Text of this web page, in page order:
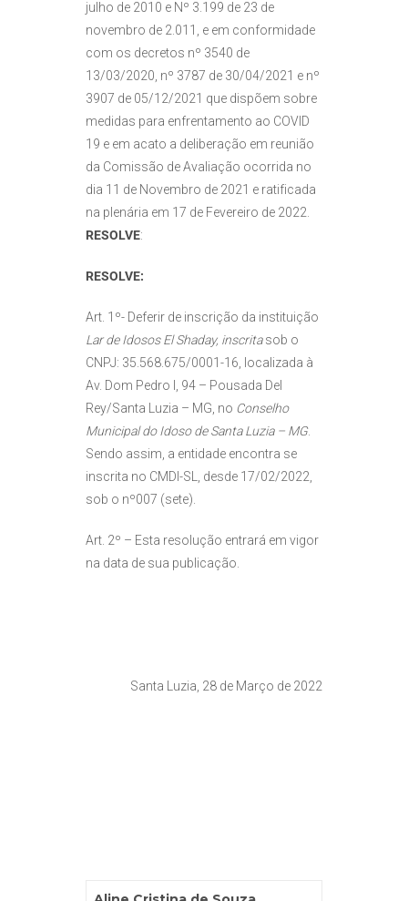
julho de 2010 e Nº 3.199 de 23 de
novembro de 2.011, e em conformidade
com os decretos nº 3540 de
13/03/2020, nº 3787 de 30/04/2021 e nº
3907 de 05/12/2021 que dispõem sobre
medidas para enfrentamento ao COVID
19 e em acato a deliberação em reunião
da Comissão de Avaliação ocorrida no
dia 11 de Novembro de 2021 e ratificada
na plenária em 17 de Fevereiro de 2022.
RESOLVE:
RESOLVE:
Art. 1º- Deferir de inscrição da instituição
Lar de Idosos El Shaday, inscritasob o
CNPJ: 35.568.675/0001-16, localizada à
Av. Dom Pedro I, 94 – Pousada Del
Rey/Santa Luzia – MG, no Conselho
Municipal do Idoso de Santa Luzia – MG.
Sendo assim, a entidade encontra se
inscrita no CMDI-SL, desde 17/02/2022,
sob o nº007 (sete).
Art. 2º – Esta resolução entrará em vigor
na data de sua publicação.
Santa Luzia, 28 de Março de 2022